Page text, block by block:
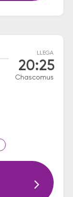
LLEGA
20:25
Chascomus